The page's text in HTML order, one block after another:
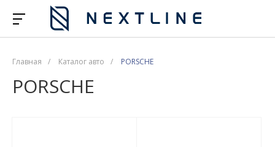
Главная / Каталог авто / PORSCHE
PORSCHE